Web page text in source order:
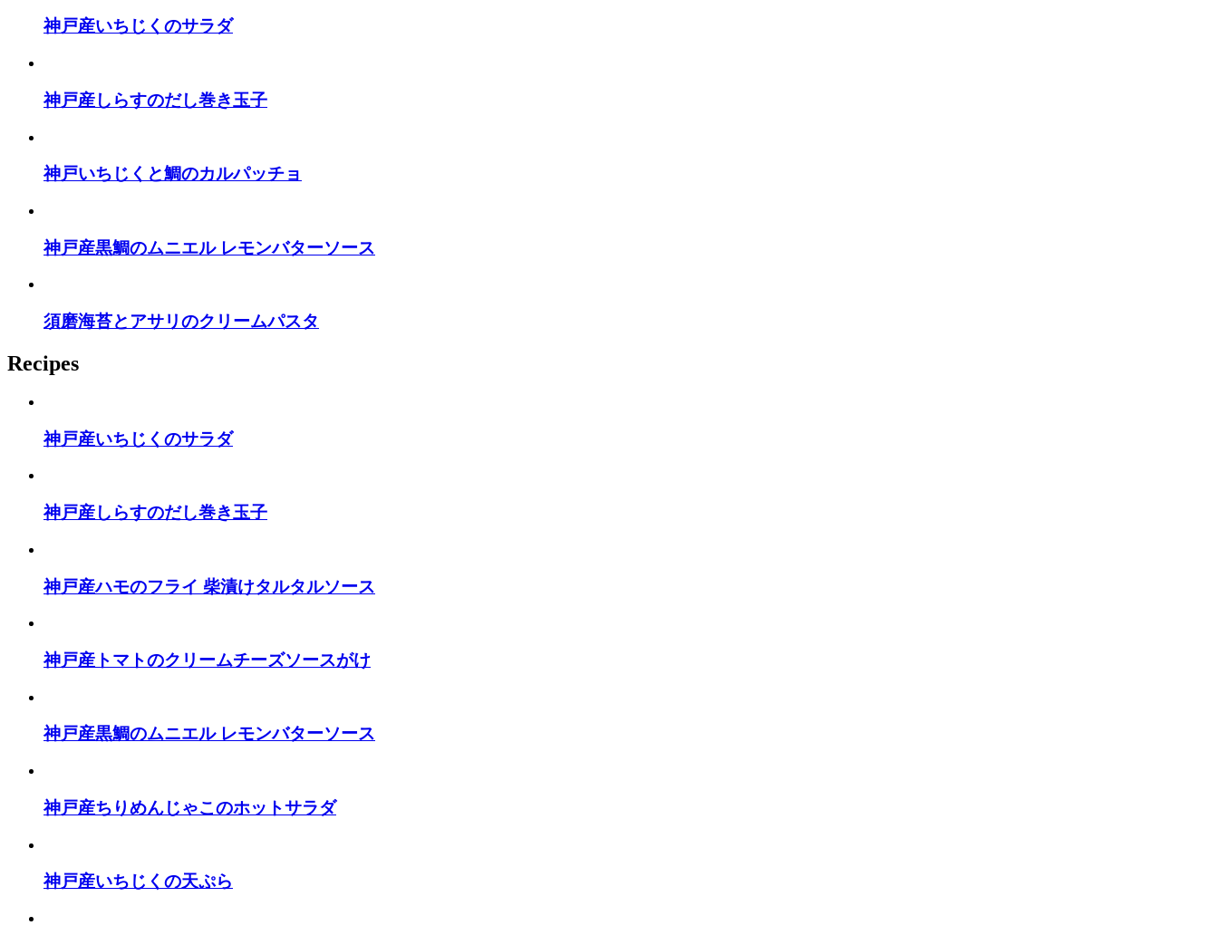
神戸産いちじくのサラダ
神戸産しらすのだし巻き玉子
神戸いちじくと鯛のカルパッチョ
神戸産黒鯛のムニエル レモンバターソース
須磨海苔とアサリのクリームパスタ
Recipes
神戸産いちじくのサラダ
神戸産しらすのだし巻き玉子
神戸産ハモのフライ 柴漬けタルタルソース
神戸産トマトのクリームチーズソースがけ
神戸産黒鯛のムニエル レモンバターソース
神戸産ちりめんじゃこのホットサラダ
神戸産いちじくの天ぷら